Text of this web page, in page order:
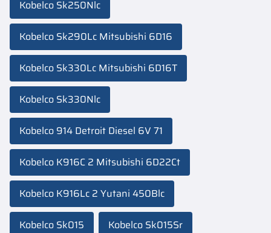
Kobelco Sk250Nlc
Kobelco Sk290Lc Mitsubishi 6D16
Kobelco Sk330Lc Mitsubishi 6D16T
Kobelco Sk330Nlc
Kobelco 914 Detroit Diesel 6V 71
Kobelco K916C 2 Mitsubishi 6D22Ct
Kobelco K916Lc 2 Yutani 450Blc
Kobelco Sk015 Kobelco Sk015Sr